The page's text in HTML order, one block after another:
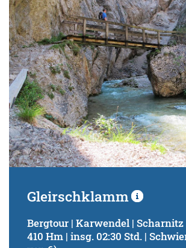
von
bis
Kondition (Tourdauer):
von
bis
Suchbegriff:
Gleirschklamm
Bergtour | Karwendel | Scharnitz
410 Hm | insg. 02:30 Std. |